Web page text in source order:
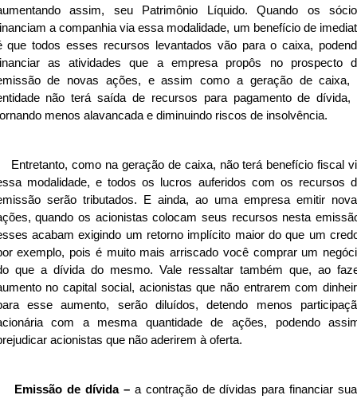
assim, seu Patrimônio Líquido. Quando os
a companhia via essa modalidade, um benefício de
que todos esses recursos levantados vão para o caixa,
as atividades que a empresa propôs no prospecto
de novas ações, e assim como a geração de caixa,
não terá saída de recursos para pagamento de dívida,
menos alavancada e diminuindo riscos de insolvência.
como na geração de caixa, não terá benefício fiscal
modalidade, e todos os lucros auferidos com os recursos
serão tributados. E ainda, ao uma empresa emitir
quando os acionistas colocam seus recursos nesta
acabam exigindo um retorno implícito maior do que um
exemplo, pois é muito mais arriscado você comprar um
que a dívida do mesmo. Vale ressaltar também que, ao
no capital social, acionistas que não entrarem com
esse aumento, serão diluídos, detendo menos
com a mesma quantidade de ações, podendo
acionistas que não aderirem à oferta.
Emissão de dívida – a contração de dívidas para financiar